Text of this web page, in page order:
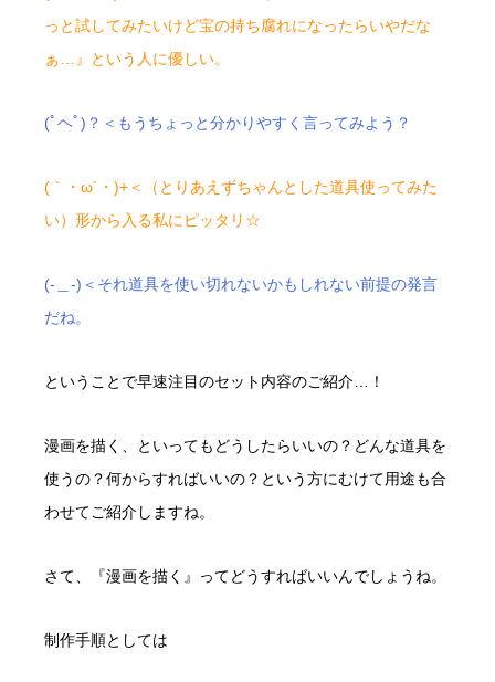
っと試してみたいけど宝の持ち腐れになったらいやだな
ぁ…』という人に優しい。
(ﾟヘﾟ)？＜もうちょっと分かりやすく言ってみよう？
(｀・ω´・)+＜（とりあえずちゃんとした道具使ってみた
い）形から入る私にピッタリ☆
(-＿-)＜それ道具を使い切れないかもしれない前提の発言
だね。
ということで早速注目のセット内容のご紹介…！
漫画を描く、といってもどうしたらいいの？どんな道具を
使うの？何からすればいいの？という方にむけて用途も合
わせてご紹介しますね。
さて、『漫画を描く』ってどうすればいいんでしょうね。
制作手順としては